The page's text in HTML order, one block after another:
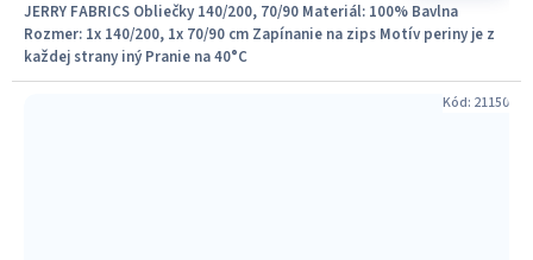
JERRY FABRICS Obliečky 140/200, 70/90 Materiál: 100% Bavlna
Rozmer: 1x 140/200, 1x 70/90 cm Zapínanie na zips Motív periny je z
každej strany iný Pranie na 40°C
Kód: 21150